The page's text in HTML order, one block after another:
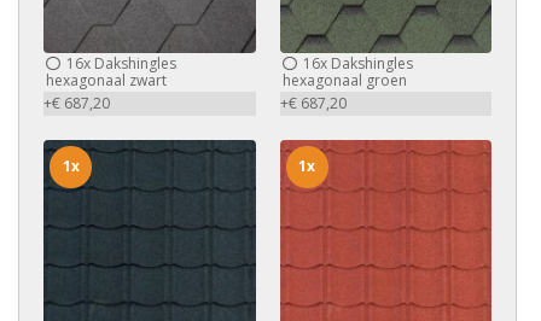
16x Dakshingles
hexagonaal zwart
+€ 687,20
16xDakshingles
hexagonaal groen
+€ 687,20
1x 1x